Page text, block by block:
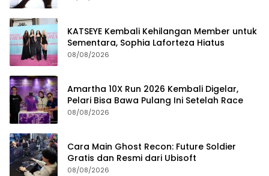
KATSEYE Kembali Kehilangan Member untuk
Sementara, Sophia Laforteza Hiatus
08/08/2026
Amartha 10X Run 2026 Kembali Digelar,
Pelari Bisa Bawa Pulang Ini Setelah Race
08/08/2026
Cara Main Ghost Recon: Future Soldier
Gratis dan Resmi dari Ubisoft
08/08/2026